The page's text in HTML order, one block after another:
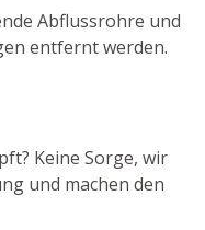
Abflussrohre und
entfernt werden.
Keine Sorge, wir
und machen den